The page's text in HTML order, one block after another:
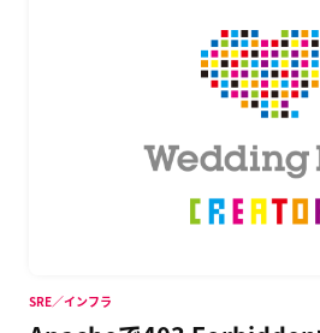
SRE／インフラ